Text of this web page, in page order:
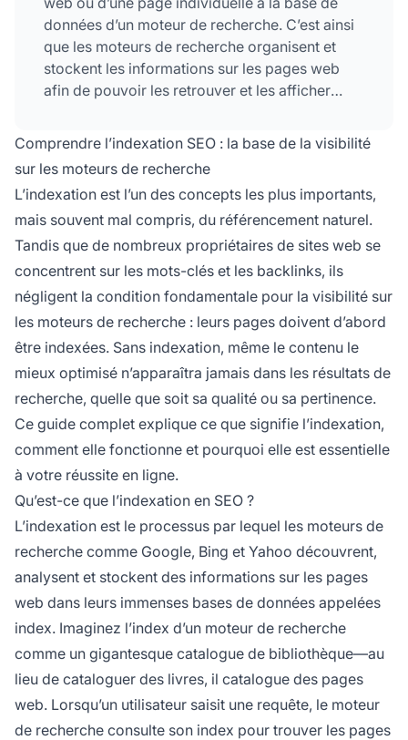
données d’un moteur de recherche. C’est ainsi
que les moteurs de recherche organisent et
stockent les informations sur les pages web
afin de pouvoir les retrouver et les afficher
pertinentes des utilisateurs.
Comprendre l’indexation SEO : la base de la visibilité
sur les moteurs de recherche
L’indexation est l’un des concepts les plus importants,
mais souvent mal compris, du référencement naturel.
Tandis que de nombreux propriétaires de sites web se
concentrent sur les mots-clés et les backlinks, ils
négligent la condition fondamentale pour la visibilité sur
les moteurs de recherche : leurs pages doivent d’abord
être indexées. Sans indexation, même le contenu le
mieux optimisé n’apparaîtra jamais dans les résultats de
recherche, quelle que soit sa qualité ou sa pertinence.
Ce guide complet explique ce que signifie l’indexation,
comment elle fonctionne et pourquoi elle est essentielle
à votre réussite en ligne.
Qu’est-ce que l’indexation en SEO ?
L’indexation est le processus par lequel les moteurs de
recherche comme Google, Bing et Yahoo découvrent,
analysent et stockent des informations sur les pages
web dans leurs immenses bases de données appelées
index. Imaginez l’index d’un moteur de recherche
comme un gigantesque catalogue de bibliothèque—au
lieu de cataloguer des livres, il catalogue des pages
web. Lorsqu’un utilisateur saisit une requête, le moteur
de recherche consulte son index pour trouver les pages